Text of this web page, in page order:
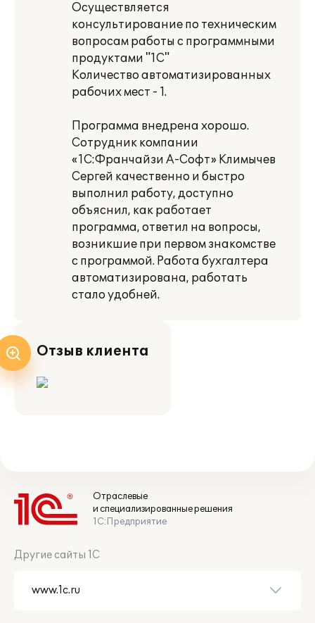
Осуществляется
консультирование по техническим
вопросам работы с программными
продуктами "1C"
Количество автоматизированных
рабочих мест - 1.
Программа внедрена хорошо.
Сотрудник компании
«1C:Франчайзи A-Софт» Климычев
Сергей качественно и быстро
выполнил работу, доступно
объяснил, как работает
программа, ответил на вопросы,
возникшие при первом знакомстве
с программой. Работа бухгалтера
автоматизирована, работать
стало удобней.
Отзыв клиента
Отраслевые
и специализированные решения
1С:Предприятие
Другие сайты 1С